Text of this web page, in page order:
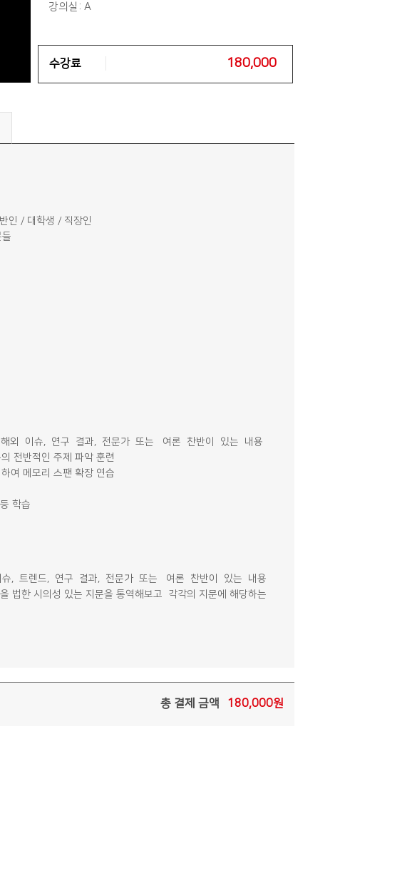
강의실: A
수강료 180,000
인 / 대학생 / 직장인
외 이슈, 연구 결과, 전문가 또는 여론 찬반이 있는 내용
전반적인 주제 파악 훈련
여 메모리 스팬 확장 연습
학습
, 트렌드, 연구 결과, 전문가 또는 여론 찬반이 있는 내용
법한 시의성 있는 지문을 통역해보고 각각의 지문에 해당하는
총 결제 금액 180,000원